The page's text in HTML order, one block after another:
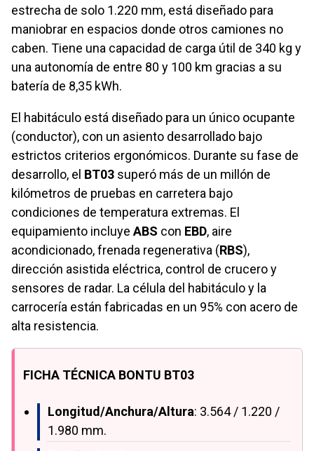
estrecha de solo 1.220 mm, está diseñado para
maniobrar en espacios donde otros camiones no
caben. Tiene una capacidad de carga útil de 340 kg y
una autonomía de entre 80 y 100 km gracias a su
batería de 8,35 kWh.
El habitáculo está diseñado para un único ocupante
(conductor), con un asiento desarrollado bajo
estrictos criterios ergonómicos. Durante su fase de
desarrollo, el BT03 superó más de un millón de
kilómetros de pruebas en carretera bajo
condiciones de temperatura extremas. El
equipamiento incluyeABS con EBD, aire
acondicionado, frenada regenerativa (RBS),
dirección asistida eléctrica, control de crucero y
sensores de radar. La célula del habitáculo y la
carrocería están fabricadas en un 95% con acero de
alta resistencia.
FICHA TÉCNICA BONTU BT03
Longitud/Anchura/Altura: 3.564 / 1.220 /
1.980 mm.